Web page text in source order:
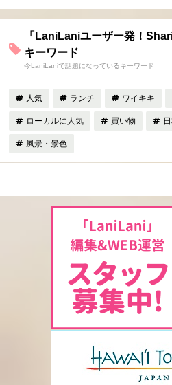
「LaniLaniユーザー発！
キーワード
今LaniLaniで話題になっているキーワード
人気 ランチ ワイキキ
ローカルに人気 買い物
風景・景色